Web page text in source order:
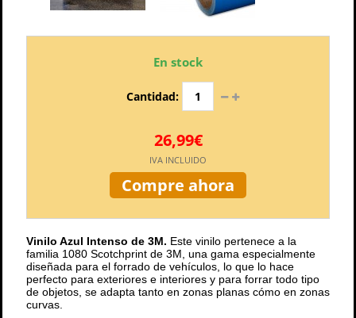
En stock
Cantidad:
26,99€
IVA INCLUIDO
Compre ahora
Vinilo Azul Intenso de 3M. Este vinilo pertenece a la
familia 1080 Scotchprint de 3M, una gama especialmente
diseñada para el forrado de vehículos, lo que lo hace
perfecto para exteriores e interiores y para forrar todo tipo
de objetos, se adapta tanto en zonas planas cómo en zonas
curvas.